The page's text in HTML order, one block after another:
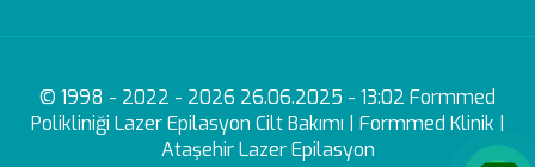
© 1998 - 2022 - 2026 26.06.2025 - 13:02 Formmed
Polikliniği Lazer Epilasyon Cilt Bakımı | Formmed Klinik |
Ataşehir Lazer Epilasyon